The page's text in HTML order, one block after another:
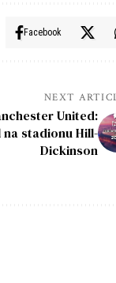
Facebook
NEXT
United:
stadionu Hill-
Dickinson